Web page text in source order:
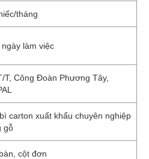
tháng
làm việc
T, Công Đoàn Phương Tây,
carton xuất khẩu chuyên nghiệp
gỗ
cột đơn